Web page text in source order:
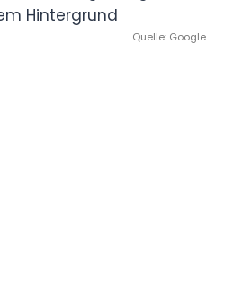
Quelle: Google